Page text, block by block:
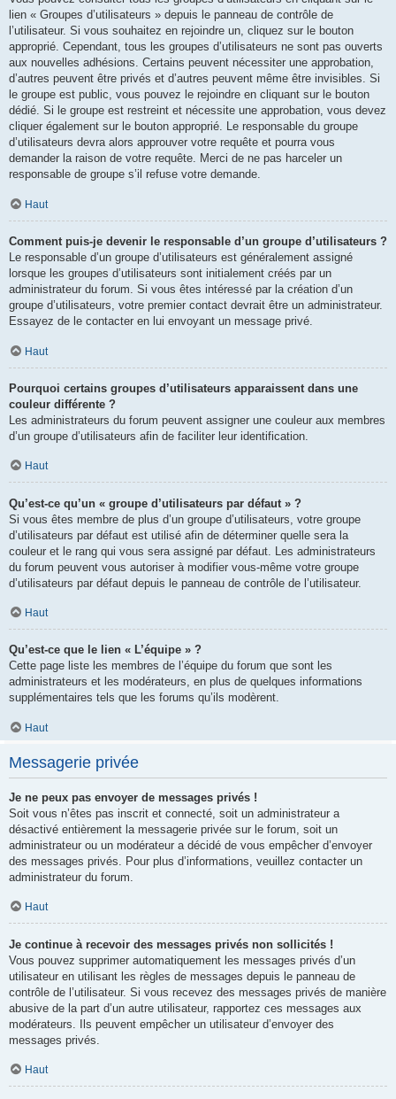
lien « Groupes d’utilisateurs » depuis le panneau de contrôle de
l’utilisateur. Si vous souhaitez en rejoindre un, cliquez sur le bouton
approprié. Cependant, tous les groupes d’utilisateurs ne sont pas ouverts
aux nouvelles adhésions. Certains peuvent nécessiter une approbation,
d’autres peuvent être privés et d’autres peuvent même être invisibles. Si
le groupe est public, vous pouvez le rejoindre en cliquant sur le bouton
dédié. Si le groupe est restreint et nécessite une approbation, vous devez
cliquer également sur le bouton approprié. Le responsable du groupe
d’utilisateurs devra alors approuver votre requête et pourra vous
demander la raison de votre requête. Merci de ne pas harceler un
responsable de groupe s’il refuse votre demande.
Haut
Comment puis-je devenir le responsable d’un groupe d’utilisateurs ?
Le responsable d’un groupe d’utilisateurs est généralement assigné
lorsque les groupes d’utilisateurs sont initialement créés par un
administrateur du forum. Si vous êtes intéressé par la création d’un
groupe d’utilisateurs, votre premier contact devrait être un administrateur.
Essayez de le contacter en lui envoyant un message privé.
Haut
Pourquoi certains groupes d’utilisateurs apparaissent dans une
couleur différente ?
Les administrateurs du forum peuvent assigner une couleur aux membres
d’un groupe d’utilisateurs afin de faciliter leur identification.
Haut
Qu’est-ce qu’un « groupe d’utilisateurs par défaut » ?
Si vous êtes membre de plus d’un groupe d’utilisateurs, votre groupe
d’utilisateurs par défaut est utilisé afin de déterminer quelle sera la
couleur et le rang qui vous sera assigné par défaut. Les administrateurs
du forum peuvent vous autoriser à modifier vous-même votre groupe
d’utilisateurs par défaut depuis le panneau de contrôle de l’utilisateur.
Haut
Qu’est-ce que le lien « L’équipe » ?
Cette page liste les membres de l’équipe du forum que sont les
administrateurs et les modérateurs, en plus de quelques informations
supplémentaires tels que les forums qu’ils modèrent.
Haut
Messagerie privée
Je ne peux pas envoyer de messages privés !
Soit vous n’êtes pas inscrit et connecté, soit un administrateur a
désactivé entièrement la messagerie privée sur le forum, soit un
administrateur ou un modérateur a décidé de vous empêcher d’envoyer
des messages privés. Pour plus d’informations, veuillez contacter un
administrateur du forum.
Haut
Je continue à recevoir des messages privés non sollicités !
Vous pouvez supprimer automatiquement les messages privés d’un
utilisateur en utilisant les règles de messages depuis le panneau de
contrôle de l’utilisateur. Si vous recevez des messages privés de manière
abusive de la part d’un autre utilisateur, rapportez ces messages aux
modérateurs. Ils peuvent empêcher un utilisateur d’envoyer des
messages privés.
Haut